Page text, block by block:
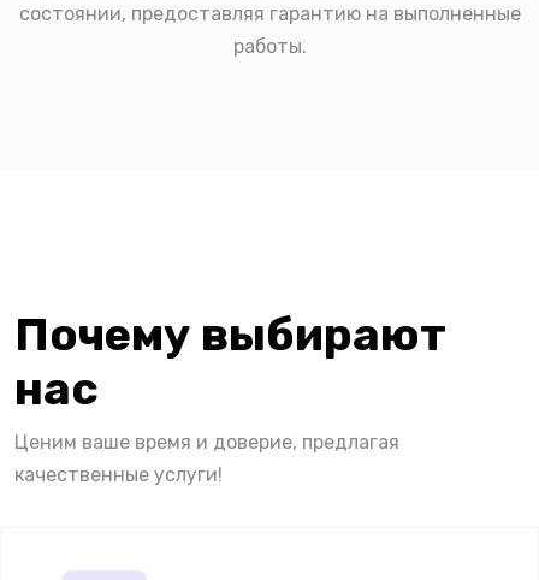
состоянии, предоставляя гарантию на выполненные
работы.
Почему выбирают
нас
Ценим ваше время и доверие, предлагая
качественные услуги!